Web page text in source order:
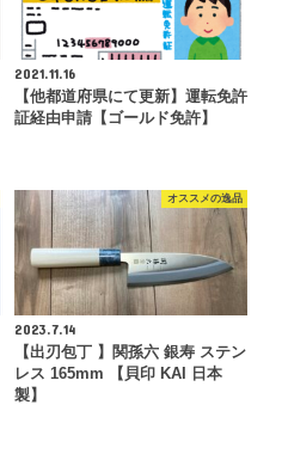
2021.11.16
【他都道府県にて更新】運転免許
証経由申請【ゴールド免許】
オススメの逸品
2023.7.14
【出刃包丁 】関孫六 銀寿 ステン
レス 165mm 【貝印 KAI 日本
製】